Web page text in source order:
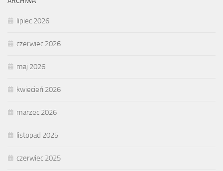
lipiec 2026
czerwiec 2026
maj 2026
kwiecień 2026
marzec 2026
listopad 2025
czerwiec 2025